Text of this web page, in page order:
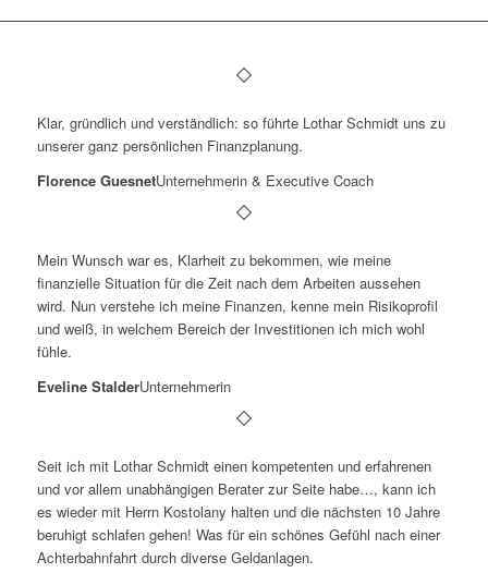
Klar, gründlich und verständlich: so führte Lothar Schmidt uns zu
unserer ganz persönlichen Finanzplanung.
Florence GuesnetUnternehmerin & Executive Coach
Mein Wunsch war es, Klarheit zu bekommen, wie meine
finanzielle Situation für die Zeit nach dem Arbeiten aussehen
wird. Nun verstehe ich meine Finanzen, kenne mein Risikoprofil
und weiß, in welchem Bereich der Investitionen ich mich wohl
fühle.
Eveline StalderUnternehmerin
Seit ich mit Lothar Schmidt einen kompetenten und erfahrenen
und vor allem unabhängigen Berater zur Seite habe…, kann ich
es wieder mit Herrn Kostolany halten und die nächsten 10 Jahre
beruhigt schlafen gehen! Was für ein schönes Gefühl nach einer
Achterbahnfahrt durch diverse Geldanlagen.